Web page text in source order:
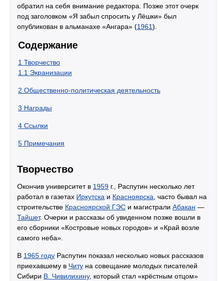
обратил на себя внимание редактора. Позже этот очерк
под заголовком «Я забыл спросить у Лёшки» был
опубликован в альманахе «Ангара» (1961).
Содержание
1 Творчество
1.1 Экранизации
2 Общественно-политическая деятельность
3 Награды
4 Ссылки
5 Примечания
Творчество
Окончив университет в 1959 г., Распутин несколько лет
работал в газетах Иркутска и Красноярска , часто бывал на
строительстве Красноярской ГЭС и магистрали Абакан —
Тайшет. Очерки и рассказы об увиденном позже вошли в
его сборники «Костровые новых городов» и «Край возле
самого неба».
В 1965 году Распутин показал несколько новых рассказов
приехавшему в Читу на совещание молодых писателей
Сибири В. Чивилихину, который стал «крёстным отцом»